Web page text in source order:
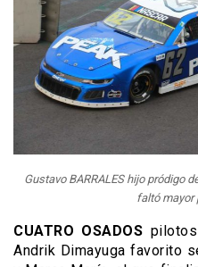
Gustavo BARRALES hijo pródigo
faltó mayor
CUATRO OSADOS
Andrik Dimayuga favorito